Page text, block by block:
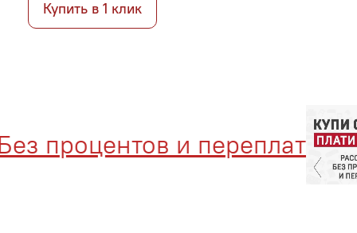
Купить в 1 клик
процентов и переплат